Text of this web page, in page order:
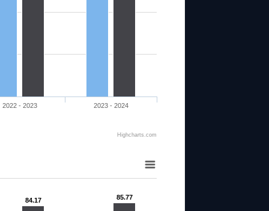
2022 - 2023 2023 - 2024
Highcharts.com
84.17 85.77